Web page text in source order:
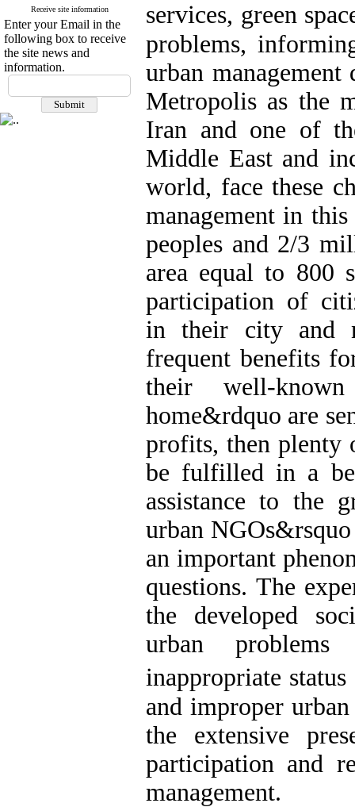
Receive site information
Enter your Email in the
following box to receive
the site news and
information.
services, green
problems,
urban
Metropolis as the
Iran and one of
Middle East and
world, face these
management in
peoples and 2/3
area equal to 800
participation of
in their city and
frequent benefits
their well-
home&rdquo are
profits, then
be fulfilled in a
assistance to the
urban
an important
questions. The
the developed
urban
inappropriate
and improper
the extensive
participation and
management.